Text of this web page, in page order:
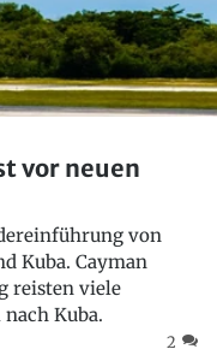
vor neuen
von
Kuba. Cayman
reisten viele
Kuba.
2